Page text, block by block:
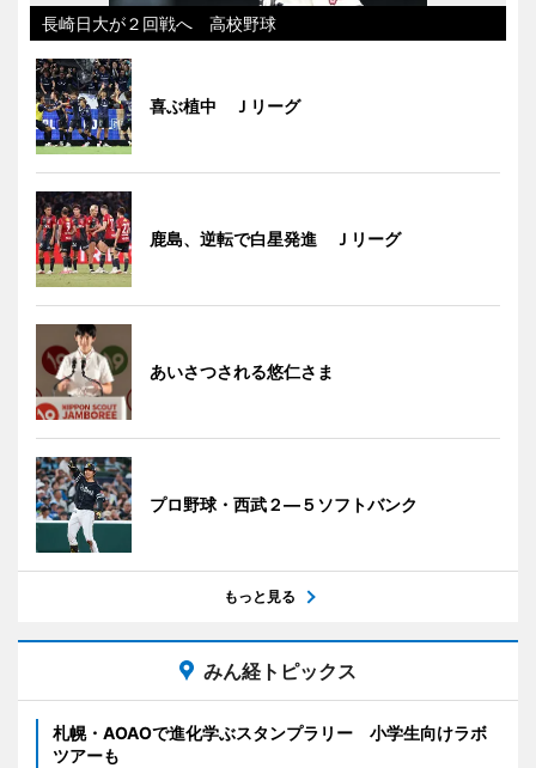
長崎日大が２回戦へ 高校野球
喜ぶ植中 Ｊリーグ
鹿島、逆転で白星発進 Ｊリーグ
あいさつされる悠仁さま
プロ野球・西武２―５ソフトバンク
もっと見る
みん経トピックス
札幌・AOAOで進化学ぶスタンプラリー 小学生向けラボ
ツアーも